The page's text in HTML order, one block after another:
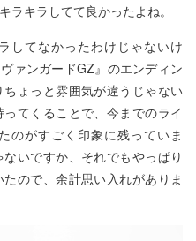
ラキラしてて良かったよね。
してなかったわけじゃないけ
ァンガードGZ』のエンディン
ょっと雰囲気が違うじゃない
てくることで、今までのライ
のがすごく印象に残っていま
いですか、それでもやっぱり
ので、余計思い入れがありま